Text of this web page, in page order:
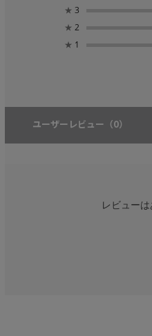
★ 3
★ 2
★ 1
ユーザーレビュー （0）
レビューは